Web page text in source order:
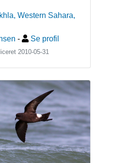
Western Sahara,
- Se profil
2010-05-31